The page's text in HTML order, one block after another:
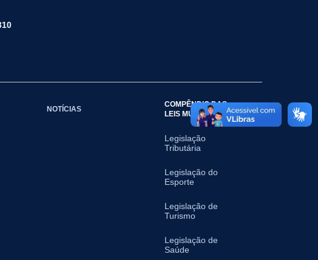
NOTÍCIAS
COMPÊNDIO DAS
LEIS MUNICIPAIS
Legislação
Tributária
Legislação do
Esporte
Legislação de
Turismo
Legislação de
Saúde